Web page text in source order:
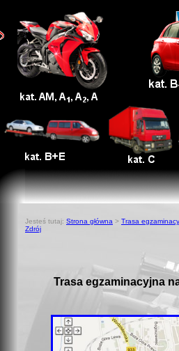
Jesteś tutaj: Strona główna > Trasa
Zdrój
Trasa egzaminacyjna